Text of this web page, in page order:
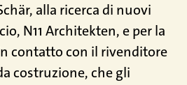
alla ricerca di nuovi
N11 Architekten, e per la
contatto con il rivenditore
costruzione, che gli